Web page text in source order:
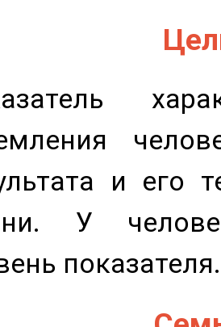
и его
У
показателя.